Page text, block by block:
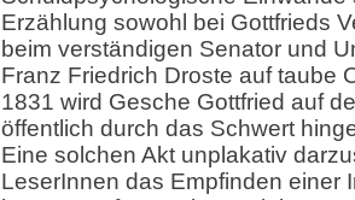
Erzählung sowohl bei Gottfrieds
beim verständigen Senator und
Franz Friedrich Droste auf taube
1831 wird Gesche Gottfried auf
öffentlich durch das Schwert
Eine solchen Akt unplakativ
LeserInnen das Empfinden einer